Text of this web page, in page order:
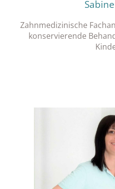
Zahnmedizinische
konservierende